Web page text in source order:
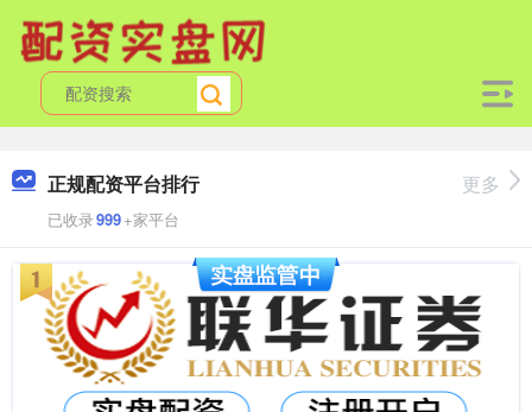
正规配资平台排行
已收录999+家平台
更多